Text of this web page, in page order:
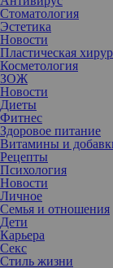
Стоматология
Эстетика
Новости
Пластическая
Косметология
ЗОЖ
Новости
Диеты
Фитнес
Здоровое питание
Витамины и
Рецепты
Психология
Новости
Личное
Семья и отношения
Дети
Карьера
Секс
Стиль жизни